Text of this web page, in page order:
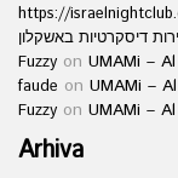
https://
דיסקרטיות באשקלון
Fuzzy on UMAMi –
faude on UMAMi –
Fuzzy on UMAMi –
Arhiva